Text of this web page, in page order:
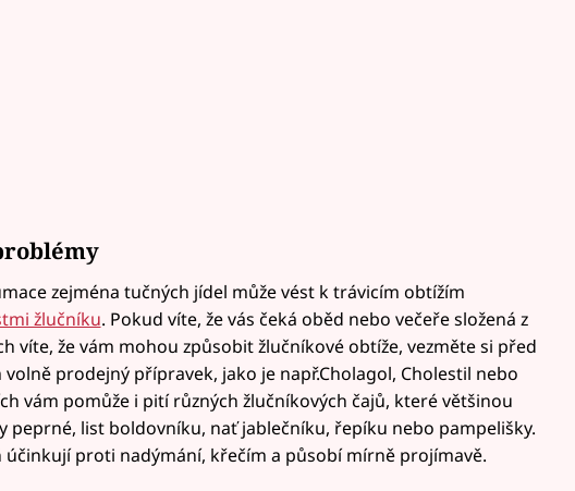
zejména tučných jídel může vést k trávicím obtížím
žlučníku. Pokud víte, že vás čeká oběd nebo večeře složená z
víte, že vám mohou způsobit žlučníkové obtíže, vezměte si před
prodejný přípravek, jako je např.Cholagol, Cholestil nebo
vám pomůže i pití různých žlučníkových čajů, které většinou
peprné, list boldovníku, nať jablečníku, řepíku nebo pampelišky.
účinkují proti nadýmání, křečím a působí mírně projímavě.